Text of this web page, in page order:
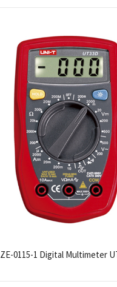
ZE-0115-1 Digital Multimeter